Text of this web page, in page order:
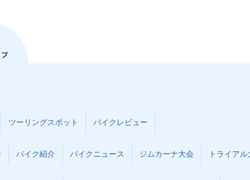
ツーリングスポット バイクレビュー
バイク紹介 バイクニュース ジムカーナ大会 トライアル